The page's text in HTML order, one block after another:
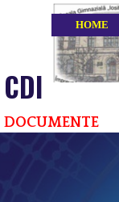
Du-te la conținut
HOME
CDI
DOCUMENTE